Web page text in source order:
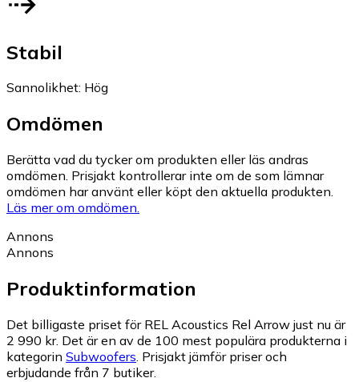
Stabil
Sannolikhet: Hög
Omdömen
Berätta vad du tycker om produkten eller läs andras
omdömen. Prisjakt kontrollerar inte om de som lämnar
omdömen har använt eller köpt den aktuella produkten.
Läs mer om omdömen.
Annons
Annons
Produktinformation
Det billigaste priset för REL Acoustics Rel Arrow just nu är
2 990 kr. Det är en av de 100 mest populära produkterna i
kategorin Subwoofers. Prisjakt jämför priser och
erbjudande från 7 butiker.